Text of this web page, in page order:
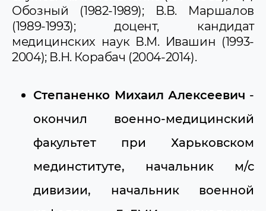
Обозный (1982-1989); В.В. Маршалов
(1989-1993); до­цент, кандидат
медицинских наук В.М. Ивашин (1993-
2004); В.Н. Корабач (2004-2014).
Степаненко Михаил Алексеевич -
окончил военно-медицинский
факультет при Харьковском
мединституте, начальник м/с
дивизии, начальник военной